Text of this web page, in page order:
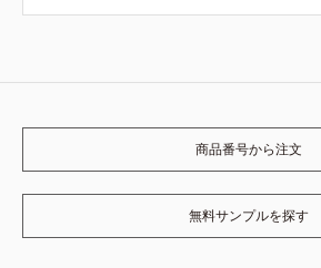
商品番号から注文
無料サンプルを探す